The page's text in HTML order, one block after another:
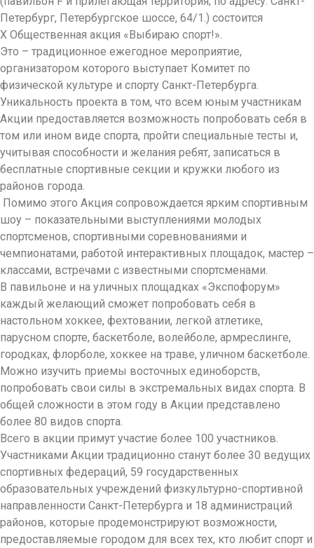
Петербург, Петербургское шоссе, 64/1.) состоится
X Общественная акция «Выбираю спорт!».
Это – традиционное ежегодное мероприятие,
организатором которого выступает Комитет по
физической культуре и спорту Санкт-Петербурга.
Уникальность проекта в том, что всем юным участникам
Акции предоставляется возможность попробовать себя в
том или ином виде спорта, пройти специальные тесты и,
учитывая способности и желания ребят, записаться в
бесплатные спортивные секции и кружки любого из
районов города.
Помимо этого Акция сопровождается ярким спортивным
шоу – показательными выступлениями молодых
спортсменов, спортивными соревнованиями и
чемпионатами, работой интерактивных площадок, мастер –
классами, встречами с известными спортсменами.
В павильоне и на уличных площадках «Экспофорум»
каждый желающий сможет попробовать себя в
настольном хоккее, фехтовании, легкой атлетике,
парусном спорте, баскетболе, волейболе, армреслинге,
городках, флорболе, хоккее на траве, уличном баскетболе.
Можно изучить приемы восточных единоборств,
попробовать свои силы в экстремальных видах спорта. В
общей сложности в этом году в Акции представлено
более 80 видов спорта.
Всего в акции примут участие более 100 участников.
Участниками Акции традиционно станут более 30 ведущих
спортивных федераций, 59 государственных
образовательных учреждений физкультурно-спортивной
направленности Санкт-Петербурга и 18 администраций
районов, которые продемонстрируют возможности,
предоставляемые городом для всех тех, кто любит спорт и